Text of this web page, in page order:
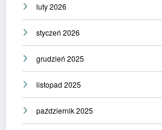
luty 2026
styczeń 2026
grudzień 2025
listopad 2025
październik 2025